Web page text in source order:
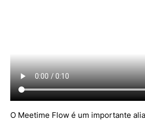
O Meetime Flow é um importante